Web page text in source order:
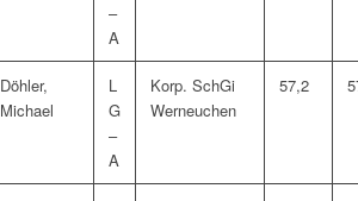
–
A
Döhler,
Michael
L
G
–
A
Korp. SchGi
Werneuchen
57,2